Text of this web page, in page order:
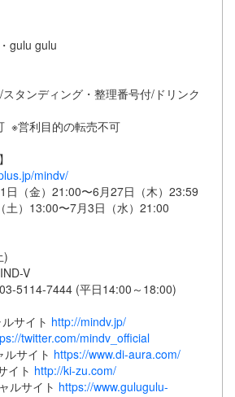
gulu gulu
タンディング・整理番号付/ドリンク
※営利目的の転売不可
mindv/
日（金）21:00〜6月27日（木）23:59
土）13:00〜7月3日（水）21:00
)
V
5114-7444 (平日14:00～18:00)
サイト http://mindv.jp/
twitter.com/mindv_official
サイト https://www.di-aura.com/
イト http://ki-zu.com/
ルサイト https://www.gulugulu-